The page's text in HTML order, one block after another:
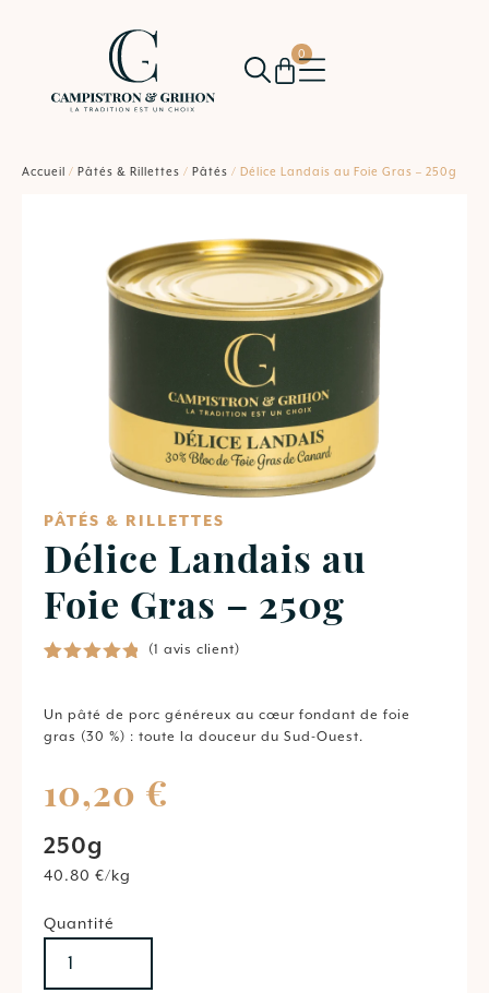
0
Accueil / Pâtés & Rillettes / Pâtés / Délice Landais au Foie Gras – 250g
PÂTÉS & RILLETTES
Délice Landais au
Foie Gras – 250g
basé sur
notation
client
(1 avis client)
Un pâté de porc généreux au cœur fondant de foie
gras (30 %) : toute la douceur du Sud-Ouest.
10,20 €
250g
40.80 €/kg
Quantité